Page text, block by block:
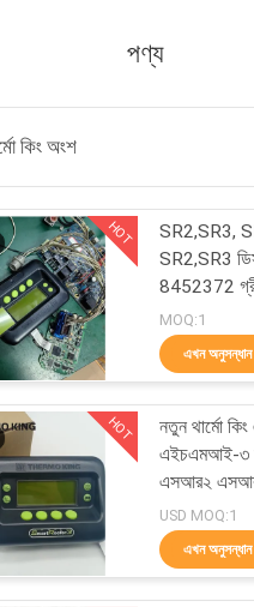
কিং
কিং ভ্যান
ইউনিট
পণ্য
কিং অংশ
HOT
SR2,SR3,
SR2,SR3
8452372
এলসিডি স্ক্রিন
SB230 HMIs
স্পেয়ার পার্টস
MOQ:1
এখন
HOT
নতুন থার্মো
এইচএমআই-৩
এসআর২
জন্য মেরামত
USD MOQ:1
এখন